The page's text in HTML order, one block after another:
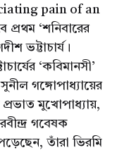
pain of an
‘শনিবারের
ভট্টাচার্য।
‘কবিমানসী’
গঙ্গোপাধ্যায়ের
মুখোপাধ্যায়,
গবেষক
তাঁরা ভিরমি